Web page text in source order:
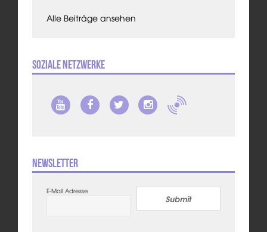
Alle Beiträge ansehen
Soziale Netzwerke
Newsletter
E-Mail Adresse
Submit